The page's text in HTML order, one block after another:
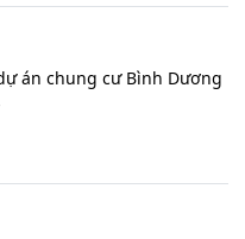
án chung cư Bình Dương